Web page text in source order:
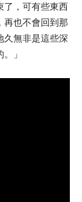
了，可有些東西
再也不會回到那
久無非是這些深
」